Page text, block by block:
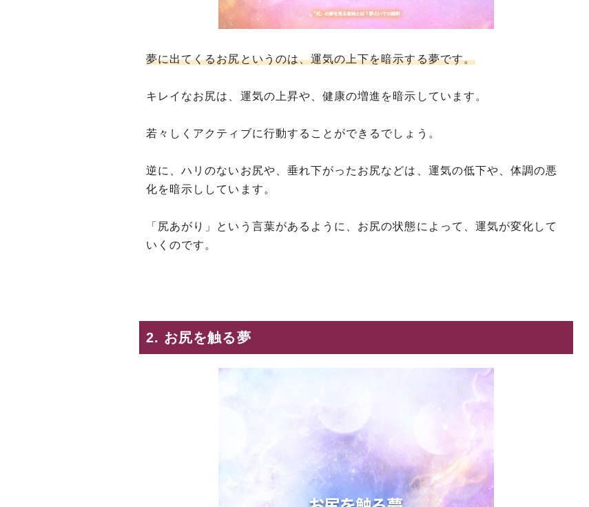
夢に出てくるお尻というのは、運気の上下を暗示する夢です。
キレイなお尻は、運気の上昇や、健康の増進を暗示しています。
若々しくアクティブに行動することができるでしょう。
逆に、ハリのないお尻や、垂れ下がったお尻などは、運気の低下や、体調の悪
化を暗示ししています。
「尻あがり」という言葉があるように、お尻の状態によって、運気が変化して
いくのです。
2. お尻を触る夢